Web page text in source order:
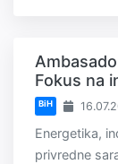
Fokus na
BiH
Energetika,
privredne